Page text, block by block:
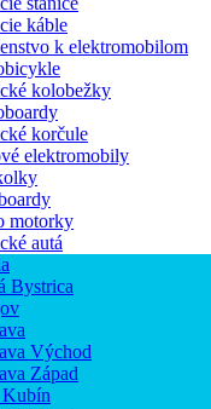
káble
k elektromobilom
kolobežky
korčule
elektromobily
motorky
autá
Bystrica
Východ
Západ